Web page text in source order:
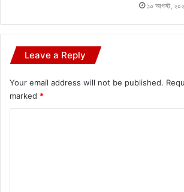
১০ আগস্ট,
Leave a Reply
Your email address will not be published.
marked *